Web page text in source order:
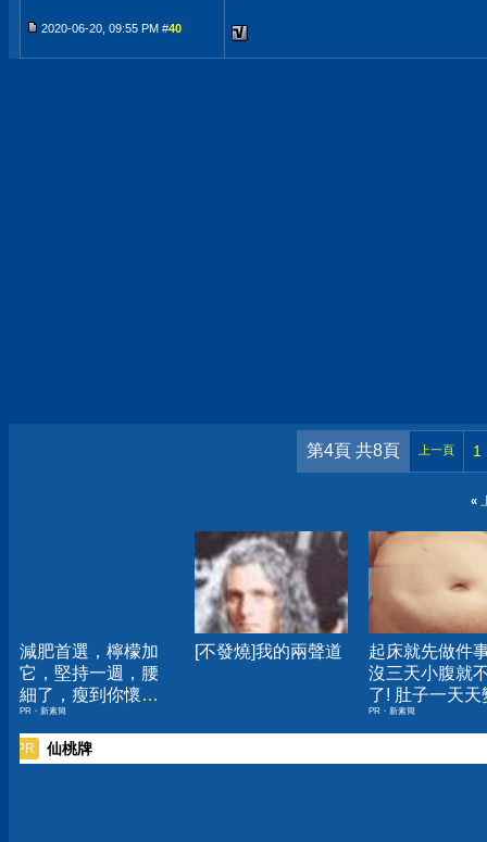
2020-06-20, 09:55 PM #40
第4頁 共8頁 上一頁 1
«
減肥首選，檸檬加
它，堅持一週，腰
細了，瘦到你懷疑
人生
PR・新素簡
[不發燒]我的兩聲道
起床就先做件
沒三天小腹就
了! 肚子一天天
小！
PR・新素簡
PR 仙桃牌